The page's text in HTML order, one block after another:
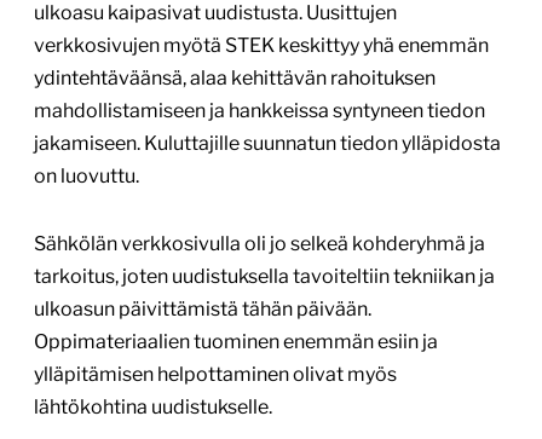
ulkoasu kaipasivat uudistusta. Uusittujen
verkkosivujen myötä STEK keskittyy yhä enemmän
ydintehtäväänsä, alaa kehittävän rahoituksen
mahdollistamiseen ja hankkeissa syntyneen tiedon
jakamiseen. Kuluttajille suunnatun tiedon ylläpidosta
on luovuttu.
Sähkölän verkkosivulla oli jo selkeä kohderyhmä ja
tarkoitus, joten uudistuksella tavoiteltiin tekniikan ja
ulkoasun päivittämistä tähän päivään.
Oppimateriaalien tuominen enemmän esiin ja
ylläpitämisen helpottaminen olivat myös
lähtökohtina uudistukselle.